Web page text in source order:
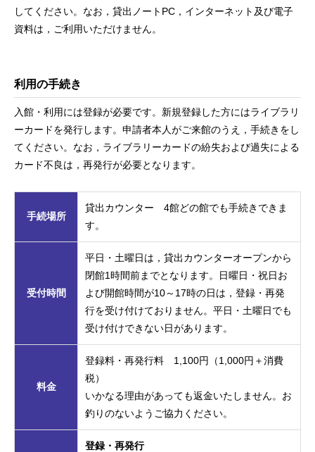
してください。なお，貸出ノートPC，インターネット及び電子
資料は，ご利用いただけません。
利用の手続き
入館・利用には登録が必要です。新規登録した方にはライブラリ
ーカードを発行します。申請者本人がご来館のうえ，手続きをし
てください。なお，ライブラリーカードの紛失および過失による
カード不良は，再発行が必要となります。
手続場所
貸出カウンター 4館どの館でも手続きできま
す。
受付時間
平日・土曜日は，貸出カウンターオープンから
閉館1時間前までとなります。日曜日・祝日お
よび開館時間が10～ 17時の日は，登録・再発
行を受け付けておりません。平日・土曜日でも
受け付けできない日があります。
料金
登録料・再発行料 1,100円（1,000円＋消費
税）
いかなる理由があっても返金いたしません。お
釣りのないようご協力ください。
登録・再発行